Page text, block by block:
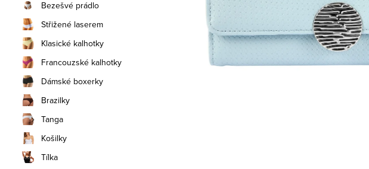
í
p
a
n
e
l
Bezešvé prádlo
Střižené laserem
Klasické kalhotky
Francouzské kalhotky
Dámské boxerky
Brazilky
Tanga
Košilky
Tílka